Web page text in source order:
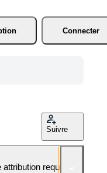
Connecter
Suivre
requise